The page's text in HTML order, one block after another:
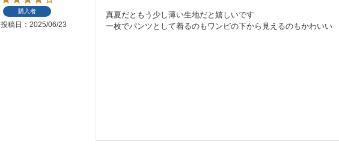
購入者
投稿日 2025/06/23
真夏だともう少し薄い生地だと嬉しいです
一枚でパンツとして着るのもワンピの下から見えるのもかわいい